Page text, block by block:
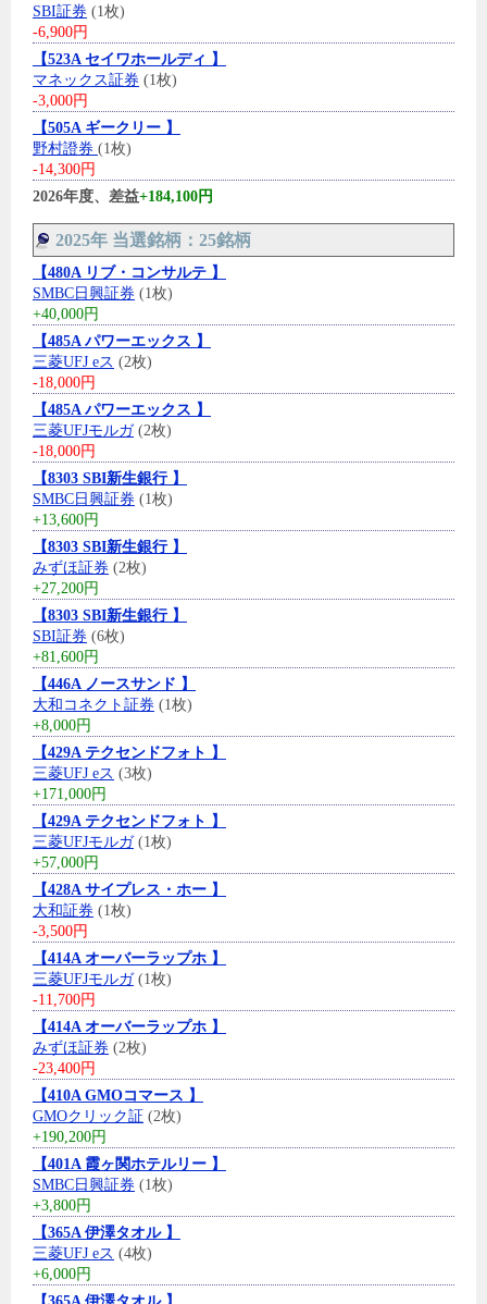
SBI証券 (1枚)
-6,900円
【523A セイワホールディ 】
マネックス証券 (1枚)
-3,000円
【505A ギークリー 】
野村證券 (1枚)
-14,300円
2026年度、差益+184,100円
2025年 当選銘柄：25銘柄
【480A リブ・コンサルテ 】
SMBC日興証券 (1枚)
+40,000円
【485A パワーエックス 】
三菱UFJ eス (2枚)
-18,000円
【485A パワーエックス 】
三菱UFJモルガ(2枚)
-18,000円
【8303 SBI新生銀行 】
SMBC日興証券 (1枚)
+13,600円
【8303 SBI新生銀行 】
みずほ証券 (2枚)
+27,200円
【8303 SBI新生銀行 】
SBI証券 (6枚)
+81,600円
【446A ノースサンド 】
大和コネクト証券 (1枚)
+8,000円
【429A テクセンドフォト 】
三菱UFJ eス (3枚)
+171,000円
【429A テクセンドフォト 】
三菱UFJモルガ(1枚)
+57,000円
【428A サイプレス・ホー 】
大和証券 (1枚)
-3,500円
【414A オーバーラップホ 】
三菱UFJモルガ(1枚)
-11,700円
【414A オーバーラップホ 】
みずほ証券 (2枚)
-23,400円
【410A GMOコマース 】
GMOクリック証 (2枚)
+190,200円
【401A 霞ヶ関ホテルリー 】
SMBC日興証券 (1枚)
+3,800円
【365A 伊澤タオル 】
三菱UFJ eス (4枚)
+6,000円